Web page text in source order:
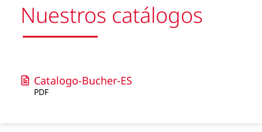
Nuestros catálogos
Catalogo-Bucher-ES
PDF